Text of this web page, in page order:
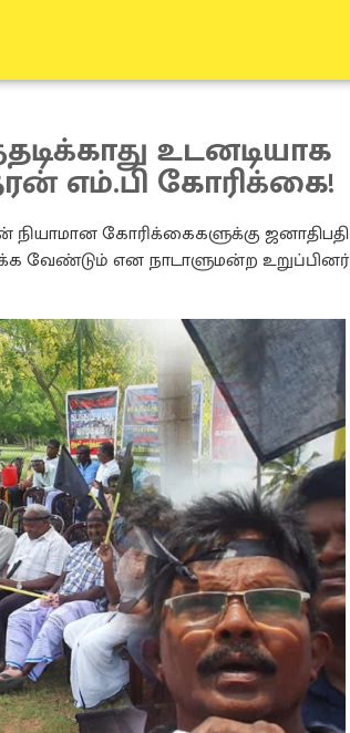
உடனடியாக
எம்.பி கோரிக்கை!
நியாமான கோரிக்கைகளுக்கு ஜனாதிபதி
வேண்டும் என நாடாளுமன்ற உறுப்பினர்